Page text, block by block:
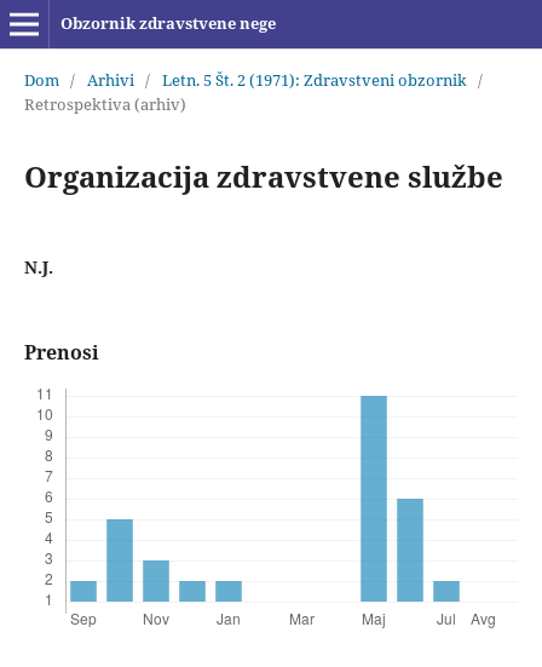
Obzornik zdravstvene nege
Dom / Arhivi / Letn. 5 Št. 2 (1971): Zdravstveni obzornik /
Retrospektiva (arhiv)
Organizacija zdravstvene službe
N.J.
Prenosi